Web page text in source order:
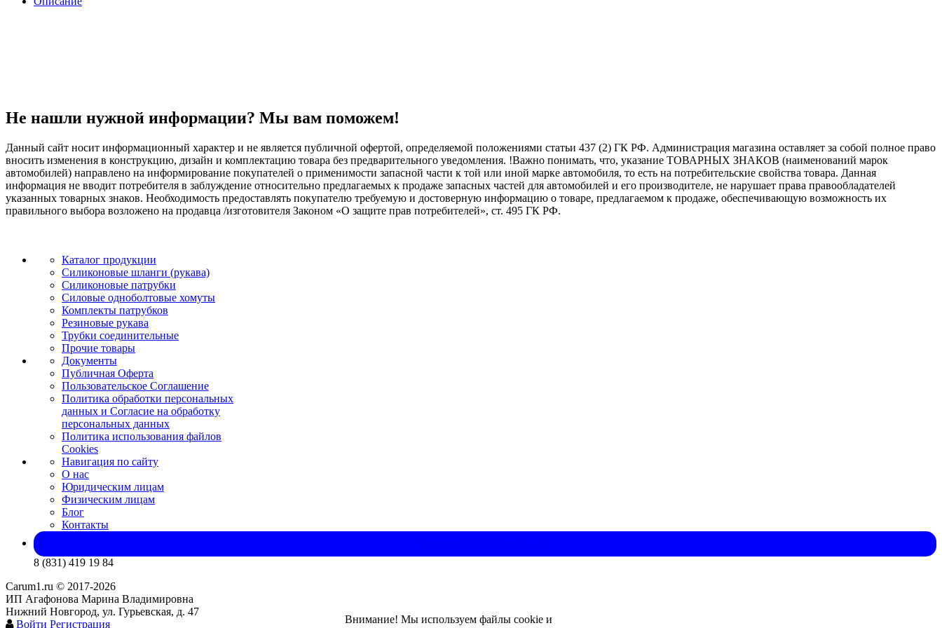
Не нашли нужной информации? Мы вам поможем!
Данный сайт носит информационный характер и не является публичной офертой, определяемой положениями статьи 437 (2) ГК РФ. Администрация магазина оставляет за собой полное право
вносить изменения в конструкцию, дизайн и комплектацию товара без предварительного уведомления. !Важно понимать, что, указание ТОВАРНЫХ ЗНАКОВ (наименований марок
автомобилей) направлено на информирование покупателей о применимости запасной части к той или иной марке автомобиля, то есть на потребительские свойства товара. Данная
информация не вводит потребителя в заблуждение относительно предлагаемых к продаже запасных частей для автомобилей и его производителе, не нарушает права правообладателей
указанных товарных знаков. Необходимость предоставлять покупателю требуемую и достоверную информацию о товаре, предлагаемом к продаже, обеспечивающую возможность их
правильного выбора возложено на продавца /изготовителя Законом «О защите прав потребителей», ст. 495 ГК РФ.
Каталог продукции
Силиконовые шланги (рукава)
Силиконовые патрубки
Силовые одноболтовые хомуты
Комплекты патрубков
Резиновые рукава
Трубки соединительные
Прочие товары
Документы
Публичная Оферта
Пользовательское Соглашение
Политика обработки персональных
данных и Согласие на обработку
персональных данных
Политика использования файлов
Cookies
Навигация по сайту
О нас
Юридическим лицам
Физическим лицам
Блог
Контакты
8 (831) 419 19 84
Carum1.ru © 2017-2026
ИП Агафонова Марина Владимировна
Нижний Новгород, ул. Гурьевская, д. 47
Войти Регистрация
Внимание! Мы используем файлы cookie и